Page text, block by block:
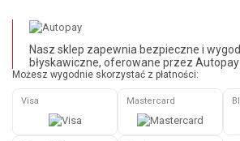
Nasz sklep zapewnia bezpieczne i
błyskawiczne, oferowane przez Autopay
Możesz wygodnie skorzystać z płatności:
Visa Mastercard